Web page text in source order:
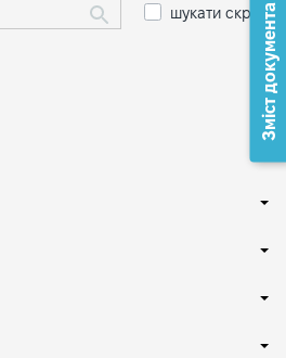
шукати скрізьЗміст документа